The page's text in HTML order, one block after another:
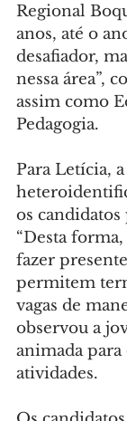
Regional
anos, até o
desafiador,
nessa área”,
assim como
Pedagogia.
Para Letícia,
os candidatos
“Desta
fazer
permitem
vagas de
observou a
animada
atividades.